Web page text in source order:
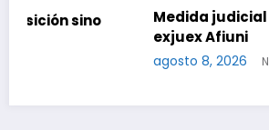
Medida judicial pone fin a la
Notinformados